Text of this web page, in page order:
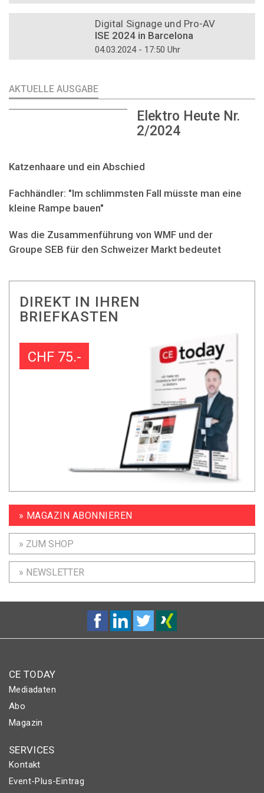
Digital Signage und Pro-AV
ISE 2024 in Barcelona
04.03.2024 - 17:50 Uhr
AKTUELLE AUSGABE
Elektro Heute Nr.
2/2024
Katzenhaare und ein Abschied
Fachhändler: "Im schlimmsten Fall müsste man eine
kleine Rampe bauen"
Was die Zusammenführung von WMF und der
Groupe SEB für den Schweizer Markt bedeutet
DIREKT IN IHREN
BRIEFKASTEN
CHF 75.-
» MAGAZIN ABONNIEREN
» ZUM SHOP
» NEWSLETTER
CE TODAY
Mediadaten
Abo
Magazin
SERVICES
Kontakt
Event-Plus-Eintrag